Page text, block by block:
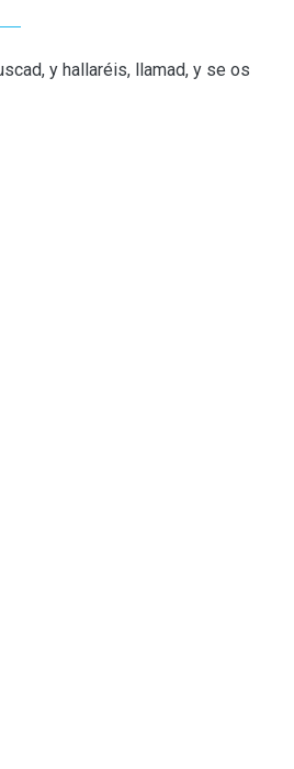
y hallaréis, llamad, y se os